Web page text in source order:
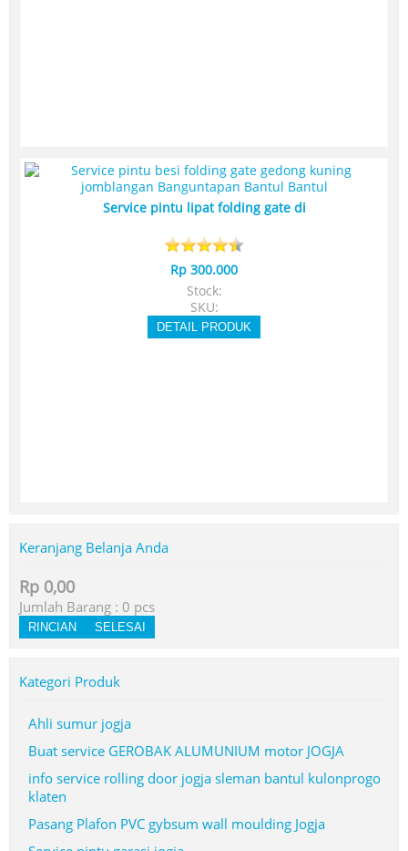
Service pintu lipat folding gate di
Rp 300.000
Stock:
SKU:
DETAIL PRODUK
Keranjang Belanja Anda
Rp 0,00
Jumlah Barang : 0 pcs
RINCIAN SELESAI
Kategori Produk
Ahli sumur jogja
Buat service GEROBAK ALUMUNIUM motor JOGJA
info service rolling door jogja sleman bantul kulonprogo
klaten
Pasang Plafon PVC gybsum wall moulding Jogja